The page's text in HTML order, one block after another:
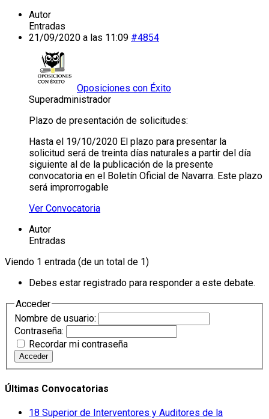
Autor
Entradas
21/09/2020 a las 11:09 #4854
Oposiciones con Éxito
Superadministrador
Plazo de presentación de solicitudes:
Hasta el 19/10/2020 El plazo para presentar la
solicitud será de treinta días naturales a partir del día
siguiente al de la publicación de la presente
convocatoria en el Boletín Oficial de Navarra. Este plazo
será improrrogable
Ver Convocatoria
Autor
Entradas
Viendo 1 entrada (de un total de 1)
Debes estar registrado para responder a este debate.
Acceder
Nombre de usuario:
Contraseña:
Recordar mi contraseña
Acceder
Últimas Convocatorias
18 Superior de Interventores y Auditores de la